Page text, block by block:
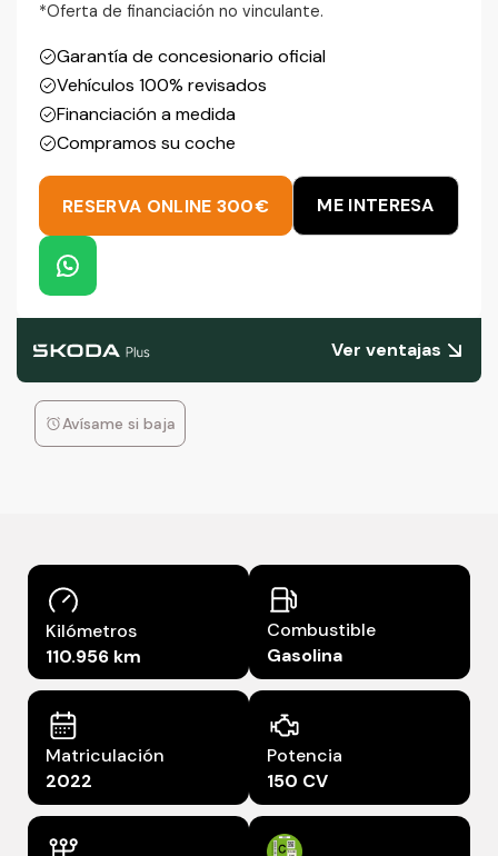
*Oferta de financiación no vinculante.
Garantía de concesionario oficial
Vehículos 100% revisados
Financiación a medida
Compramos su coche
RESERVA ONLINE 300€ ME INTERESA
Ver ventajas
Avísame si baja
Kilómetros
110.956 km
Combustible
Gasolina
Matriculación
2022
Potencia
150 CV